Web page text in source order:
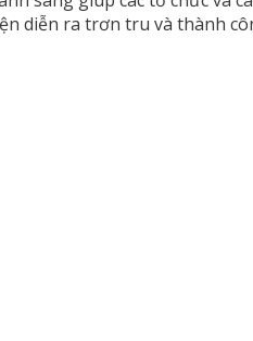
diễn ra trơn tru và thành